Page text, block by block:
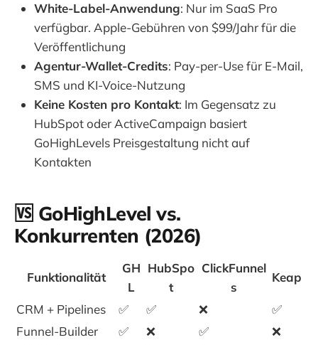
White-Label-Anwendung: Nur im SaaS Pro
verfügbar. Apple-Gebühren von $99/Jahr für die
Veröffentlichung
Agentur-Wallet-Credits: Pay-per-Use für E-Mail,
SMS und KI-Voice-Nutzung
Keine Kosten pro Kontakt: Im Gegensatz zu
HubSpot oder ActiveCampaign basiert
GoHighLevels Preisgestaltung nicht auf
Kontakten
🆚 GoHighLevel vs.
Konkurrenten (2026)
Funktionalität
GH
L
HubSpo
t
ClickFunnel
s
Keap
CRM + Pipelines ✅ ✅ ❌
✅
Funnel-Builder
✅ ❌ ✅
❌